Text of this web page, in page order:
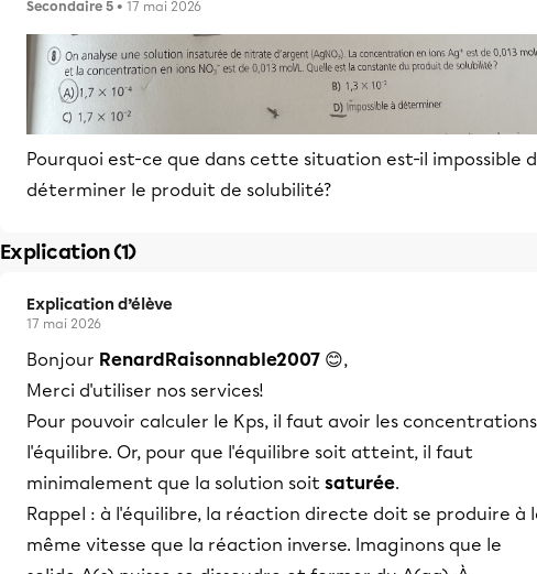
Secondaire 5 • 17 mai 2026
Pourquoi est-ce que dans cette situation est-il impossible
déterminer le produit de solubilité?
Explication (1)
Explication d’élève
17 mai 2026
Bonjour RenardRaisonnable2007 😊,
Merci d'utiliser nos services!
Pour pouvoir calculer le Kps, il faut avoir les
l'équilibre. Or, pour que l'équilibre soit atteint, il faut
minimalement que la solution soit saturée.
Rappel : à l'équilibre, la réaction directe doit se produire à
même vitesse que la réaction inverse. Imaginons que le